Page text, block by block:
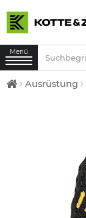
Menü
Ausrüstung